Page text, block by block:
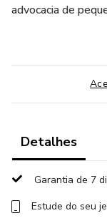
advocacia de
Detalhes
Garantia de 7
Estude do seu